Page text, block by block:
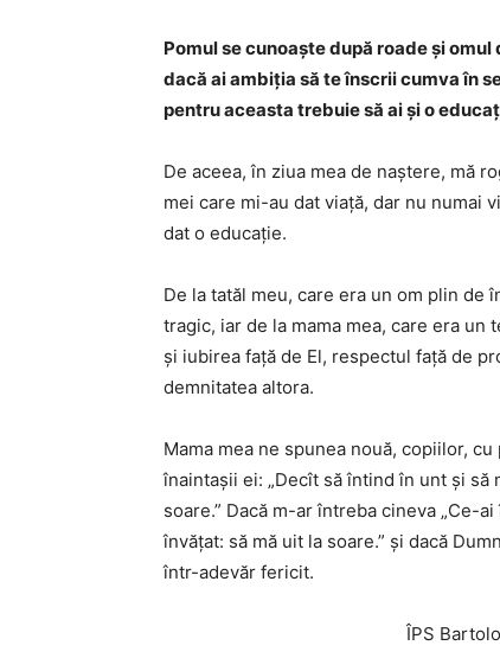
Pomul se cunoaște după roade și
dacă ai ambiția să te înscrii cumva în
pentru aceasta trebuie să ai și o
De aceea, în ziua mea de naștere, mă
mei care mi-au dat viață, dar nu numai
dat o educație.
De la tatăl meu, care era un om plin de
tragic, iar de la mama mea, care era
și iubirea față de El, respectul față de
demnitatea altora.
Mama mea ne spunea nouă, copiilor,
înaintașii ei: „Decît să întind în unt și
soare.” Dacă m-ar întreba cineva „Ce-
învățat: să mă uit la soare.” și dacă
într-adevăr fericit.
ÎPS